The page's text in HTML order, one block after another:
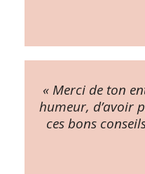
« Merci de ton
humeur, d’avoir
ces bons